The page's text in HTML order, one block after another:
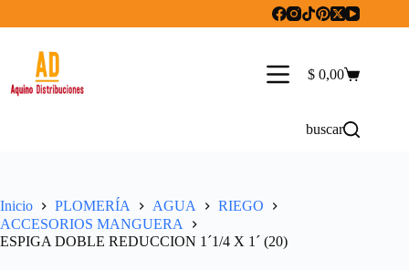
Carro
$ 0,00
buscar
Inicio PLOMERÍA AGUA
RIEGO
ACCESORIOS MANGUERA
ESPIGA DOBLE REDUCCION 1´1/4 X 1´ (20)